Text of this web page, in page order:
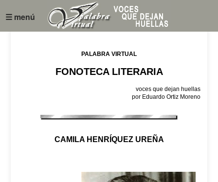
☰ menú
PALABRA VIRTUAL
FONOTECA LITERARIA
voces que dejan huellas
por Eduardo Ortiz Moreno
CAMILA HENRÍQUEZ UREÑA